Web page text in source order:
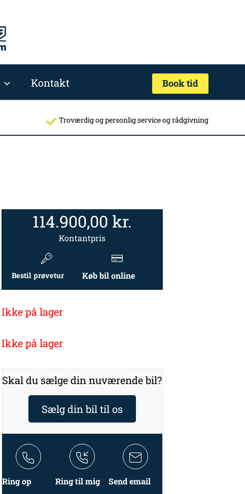
Kontakt Book tid
Troværdig og personlig service og rådgivning
114.900,00 kr.
Kontantpris
Bestil prøvetur Køb bil online
Ikke på lager
Ikke på lager
Skal du sælge din nuværende bil?
Sælg din bil til os
Ring op Ring til mig Send email